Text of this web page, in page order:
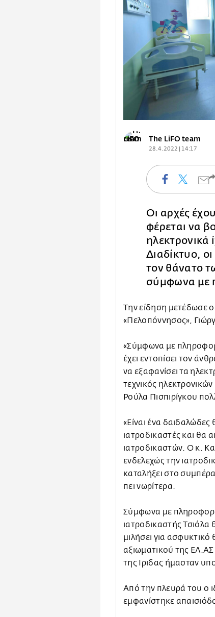
The LiFO team
28.4.2022 | 14:17
Οι αρχές
φέρεται να
ηλεκτρονικά
Διαδίκτυο,
τον θάνατο
σύμφωνα με
Την είδηση μετέδωσε
«Πελοπόννησος»,
«Σύμφωνα με
έχει εντοπίσει τον
να εξαφανίσει τα
τεχνικός
Ρούλα Πισπιρίγκου
«Είναι ένα
ιατροδικαστές και θα
ιατροδικαστών. Ο κ.
ενδελεχώς την
καταλήξει στο
πει νωρίτερα.
Σύμφωνα με
ιατροδικαστής Τσιόλα
μιλήσει για
αξιωματικού της ΕΛ.ΑΣ
της Ιριδας ήμασταν
Από την πλευρά του ο
εμφανίστηκε